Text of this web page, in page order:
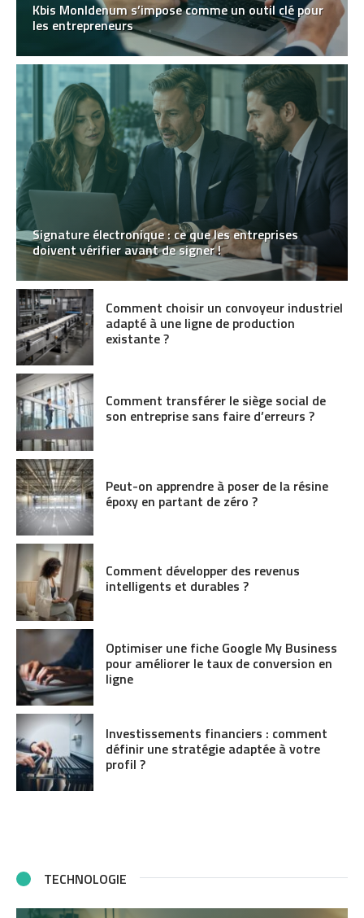
Kbis MonIdenum s’impose comme un outil clé pour
les entrepreneurs
Signature électronique : ce que les entreprises
doivent vérifier avant de signer !
Comment choisir un convoyeur industriel
adapté à une ligne de production
existante ?
Comment transférer le siège social de
son entreprise sans faire d’erreurs ?
Peut-on apprendre à poser de la résine
époxy en partant de zéro ?
Comment développer des revenus
intelligents et durables ?
Optimiser une fiche Google My Business
pour améliorer le taux de conversion en
ligne
Investissements financiers : comment
définir une stratégie adaptée à votre
profil ?
TECHNOLOGIE